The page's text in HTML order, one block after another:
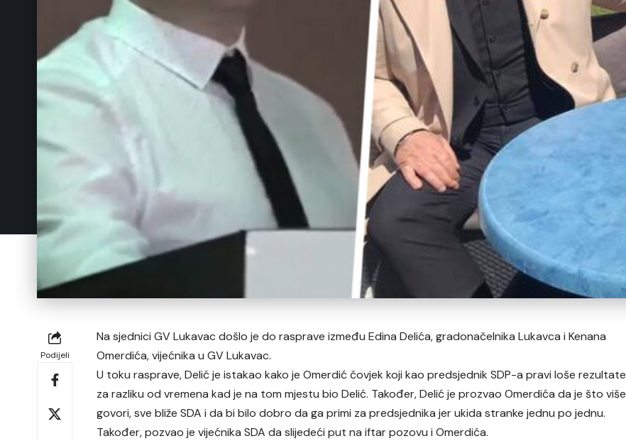
Podijeli
Na sjednici GV Lukavac došlo je do rasprave između Edina Delića, gradonačelnika Lukavca i Kenana
Omerdića, vijećnika u GV Lukavac.
U toku rasprave, Delić je istakao kako je Omerdić čovjek koji kao predsjednik SDP-a pravi loše rezultate
za razliku od vremena kad je na tom mjestu bio Delić. Također, Delić je prozvao Omerdića da je što više
govori, sve bliže SDA i da bi bilo dobro da ga primi za predsjednika jer ukida stranke jednu po jednu.
Također, pozvao je vijećnika SDA da slijedeći put na iftar pozovu i Omerdića.